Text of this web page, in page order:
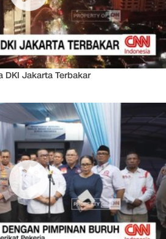
DKI Jakarta Terbakar